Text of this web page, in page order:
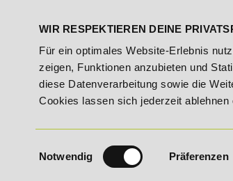
WIR RESPEKTIEREN DEINE
Für ein optimales Website-Erlebnis
zeigen, Funktionen anzubieten und
diese Datenverarbeitung sowie die
Cookies lassen sich jederzeit
Einwilligungsauswahl
Notwendig Präferenzen
- Bildungsroute! 20% Rabatt bis